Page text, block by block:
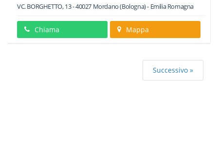
VC. BORGHETTO, 13-40027 Mordano(Bologna) - Emilia Romagna
Chiama Mappa
Successivo »